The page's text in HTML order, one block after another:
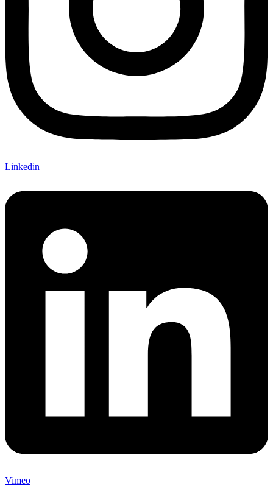
Linkedin
Vimeo